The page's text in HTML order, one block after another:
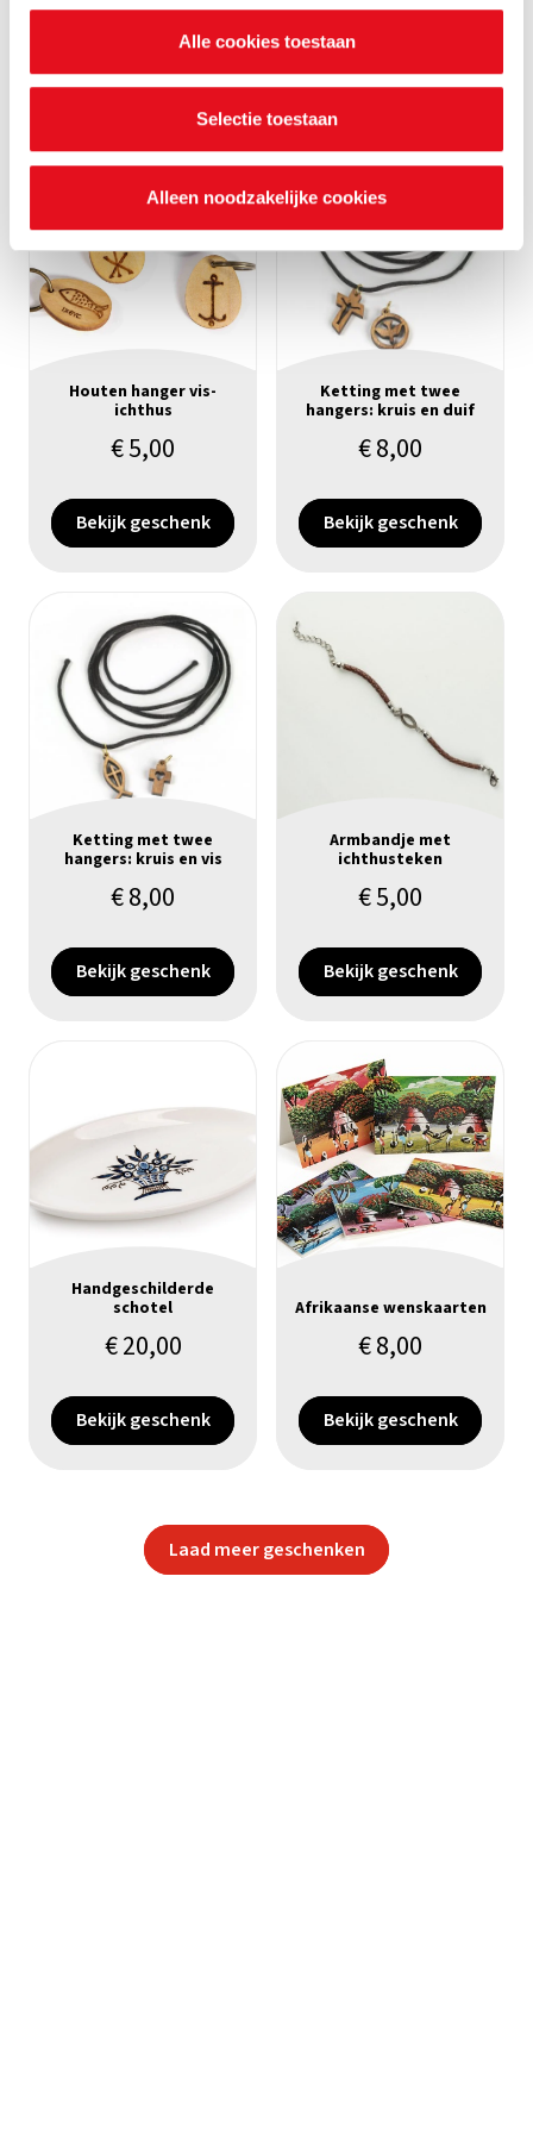
nalezen welke cookies we verzamelen, wie ze uitgeeft,
waarvoor ze dienen en hoelang ze geldig blijven. Je kan
je voorkeuren ook op elk moment wijzigen via de cookie
Alle cookies toestaan
Selectie toestaan
Alleen noodzakelijke cookies
Bekijk geschenk Bekijk geschenk
Houten hanger vis-
ichthus
€5,00
Bekijk geschenk
Ketting met twee
hangers: kruis en duif
€8,00
Bekijk geschenk
Ketting met twee
hangers: kruis en vis
€8,00
Bekijk geschenk
Armbandje met
ichthusteken
€5,00
Bekijk geschenk
Handgeschilderde
schotel
€20,00
Bekijk geschenk
Afrikaanse wenskaarten
€8,00
Bekijk geschenk
Laad meer geschenken